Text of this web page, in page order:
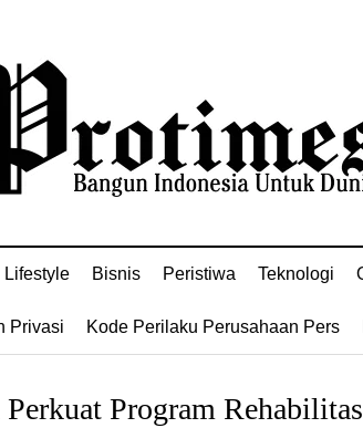
Lifestyle Bisnis Peristiwa Teknologi
Privasi Kode Perilaku Perusahaan Pers
Program